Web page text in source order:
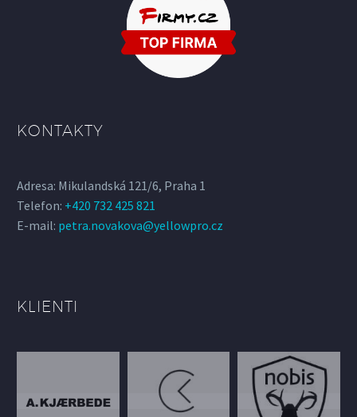
KONTAKTY
Adresa: Mikulandská 121/6, Praha 1
Telefon: +420 732 425 821
E-mail: petra.novakova@yellowpro.cz
KLIENTI